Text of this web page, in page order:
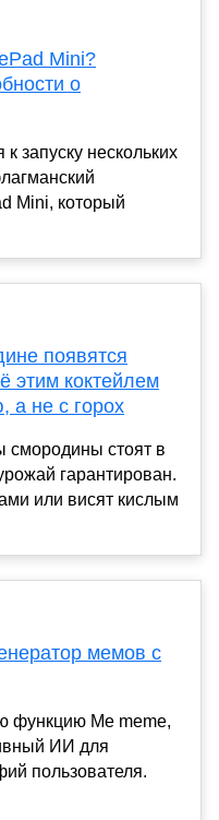
Mini?
о
запуску нескольких
Mini, который
появятся
этим коктейлем
а не с горох
смородины стоят в
гарантирован.
или висят кислым
мемов с
функцию Me meme,
ИИ для
пользователя.